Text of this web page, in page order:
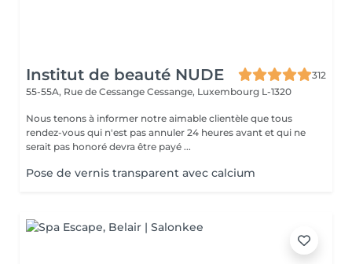
Institut de beauté NUDE
312
55-55A, Rue de Cessange Cessange, Luxembourg L-1320
Nous tenons à informer notre aimable clientèle que tous
rendez-vous qui n'est pas annuler 24 heures avant et qui ne
serait pas honoré devra être payé ...
Pose de vernis transparent avec calcium